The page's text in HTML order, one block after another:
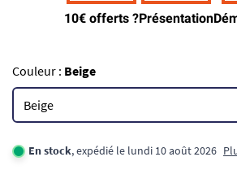
Couleur : Beige
En stock, expédié le lundi 10 août 2026